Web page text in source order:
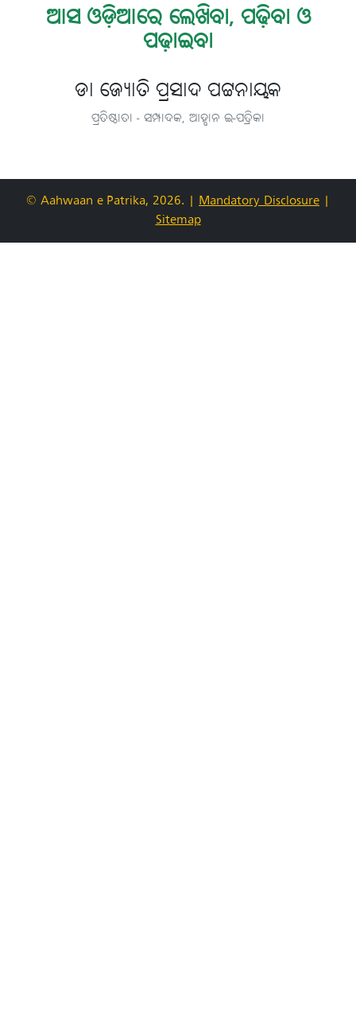
ଆସ ଓଡ଼ିଆରେ ଲେଖିବା, ପଢ଼ିବା ଓ
ପଢ଼ାଇବା
ଡା ଜ୍ୟୋତି ପ୍ରସାଦ ପଟ୍ଟନାୟକ
ପ୍ରତିଷ୍ଠାତା - ସମ୍ପାଦକ, ଆହ୍ବାନ ଇ-ପତ୍ରିକା
© Aahwaan e-Patrika, 2026. | Mandatory Disclosure |
Sitemap